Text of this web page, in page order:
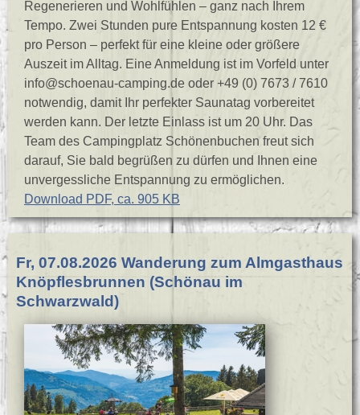
Regenerieren und Wohlfühlen – ganz nach Ihrem
Tempo. Zwei Stunden pure Entspannung kosten 12 €
pro Person – perfekt für eine kleine oder größere
Auszeit im Alltag. Eine Anmeldung ist im Vorfeld unter
info@schoenau-camping.de oder +49 (0) 7673 / 7610
notwendig, damit Ihr perfekter Saunatag vorbereitet
werden kann. Der letzte Einlass ist um 20 Uhr. Das
Team des Campingplatz Schönenbuchen freut sich
darauf, Sie bald begrüßen zu dürfen und Ihnen eine
unvergessliche Entspannung zu ermöglichen.
Download PDF, ca. 905 KB
Fr, 07.08.2026 Wanderung zum Almgasthaus
Knöpflesbrunnen (Schönau im
Schwarzwald)